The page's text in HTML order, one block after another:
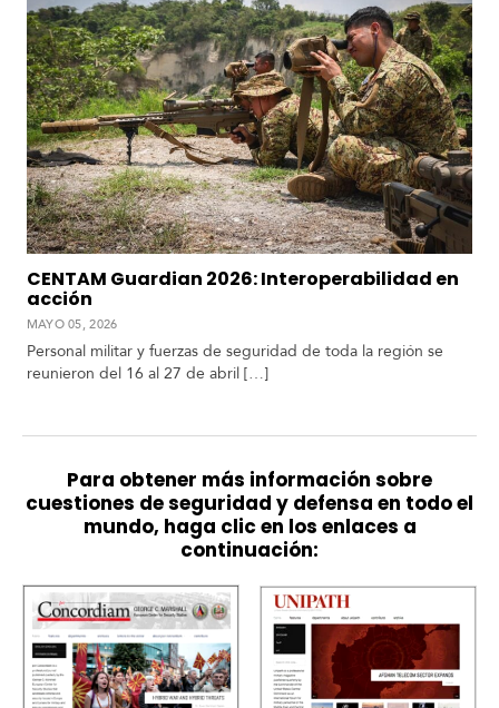
CENTAM Guardian 2026: Interoperabilidad en
acción
MAYO 05, 2026
Personal militar y fuerzas de seguridad de toda la región se
reunieron del 16 al 27 de abril […]
Para obtener más información sobre
cuestiones de seguridad y defensa en todo el
mundo, haga clic en los enlaces a
continuación: